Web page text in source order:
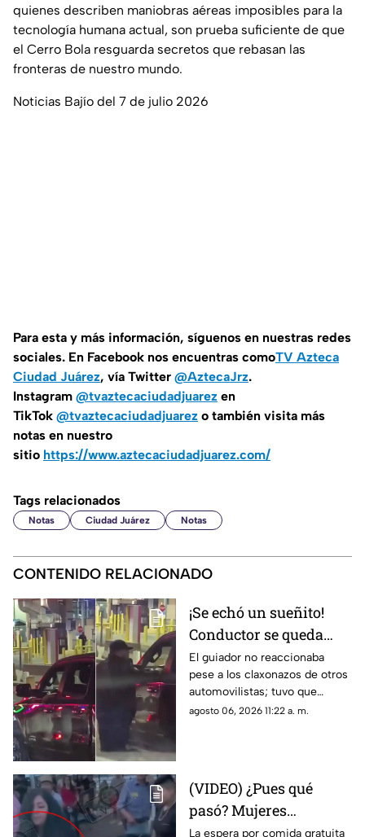
quienes describen maniobras aéreas imposibles para la
tecnología humana actual, son prueba suficiente de que
el Cerro Bola resguarda secretos que rebasan las
fronteras de nuestro mundo.
Noticias Bajío del 7 de julio 2026
Para esta y más información, síguenos en nuestras redes
sociales. En Facebook nos encuentras comoTV Azteca
Ciudad Juárez, vía Twitter @AztecaJrz.
Instagram @tvaztecaciudadjuarez en
TikTok @tvaztecaciudadjuarez o también visita más
notas en nuestro
sitio https://www.aztecaciudadjuarez.com/
Tags relacionados
Notas Ciudad Juárez Notas
CONTENIDO RELACIONADO
¡Se echó un sueñito!
Conductor se queda
dormido en la fila del
puente libre y se
viraliza en Ciudad
Juárez
El guiador no reaccionaba
pese a los claxonazos de otros
automovilistas; tuvo que
intervenir un agente de CBP
agosto 06, 2026 11:22 a. m.
(VIDEO) ¿Pues qué
pasó? Mujeres
protagonizan peculiar
La espera por comida gratuita